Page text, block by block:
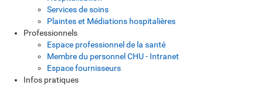
Services de soins
Plaintes et Médiations hospitalières
Professionnels
Espace professionnel de la santé
Membre du personnel CHU - Intranet
Espace fournisseurs
Infos pratiques